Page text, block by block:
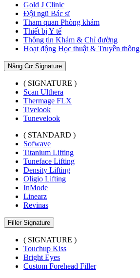
Gold J Clinic
Đội ngũ Bác sĩ
Tham quan Phòng khám
Thiết bị Y tế
Thông tin Khám & Chỉ đường
Hoạt động Học thuật & Truyền thông
Nâng Cơ Signature
( SIGNATURE )
Scan Ulthera
Thermage FLX
Tivelook
Tunevelook
( STANDARD )
Sofwave
Titanium Lifting
Tuneface Lifting
Density Lifting
Oligio Lifting
InMode
Linearz
Revinas
Filler Signature
( SIGNATURE )
Touchup Kiss
Bright Eyes
Custom Forehead Filler